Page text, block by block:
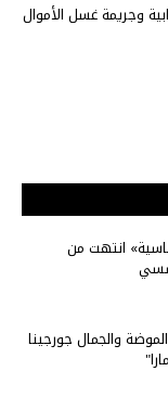
وجريمة غسل الأموال
انتهت من
والجمال جورجينا